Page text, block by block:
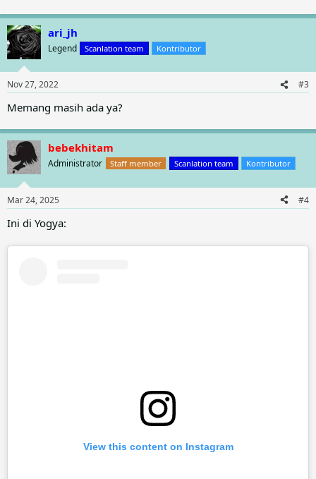
ari_jh
Legend Scanlation team Kontributor
Nov 27, 2022 #3
Memang masih ada ya?
bebekhitam
Administrator Staff member Scanlation team Kontributor
Mar 24, 2025 #4
Ini di Yogya:
View this content on Instagram